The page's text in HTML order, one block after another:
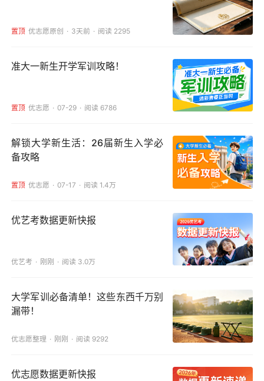
置顶 优志愿原创 3天前 阅读 2295
准大一新生开学军训攻略！
置顶 优志愿 07-29 阅读 6786
解锁大学新生活：26届新生入学必
备攻略
置顶 优志愿 07-17 阅读 1.4万
优艺考数据更新快报
优艺考 刚刚 阅读 3.0万
大学军训必备清单！这些东西千万别
漏带！
优志愿整理 刚刚 阅读 9292
优志愿数据更新快报